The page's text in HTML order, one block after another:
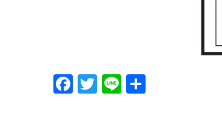
Facebook
Twitter
Line共